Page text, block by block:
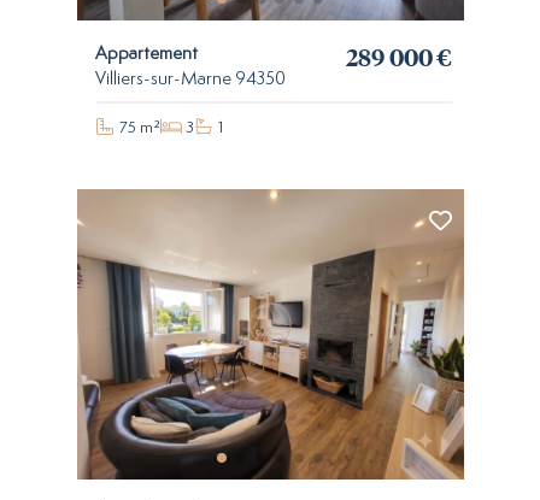
Appartement
Villiers-sur-Marne 94350
289 000 €
75 m² 3 1